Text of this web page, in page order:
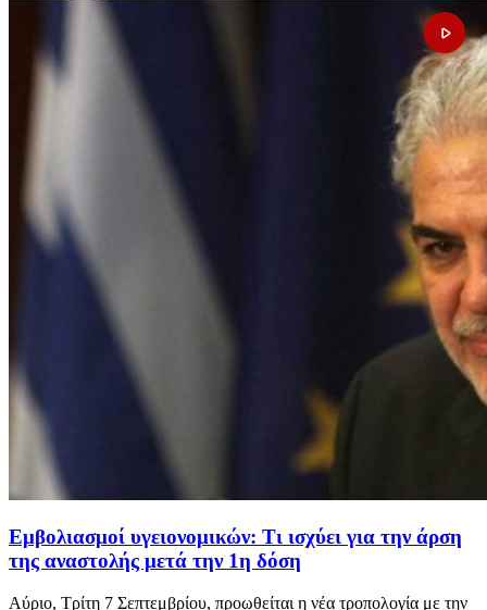
Εμβολιασμοί υγειονομικών: Τι ισχύει για την άρση
της αναστολής μετά την 1η δόση
Αύριο, Τρίτη 7 Σεπτεμβρίου, προωθείται η νέα τροπολογία με την